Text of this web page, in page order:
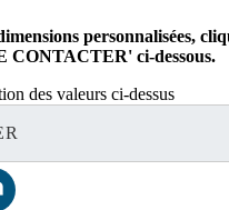
personnalisées,
CONTACTER' ci-dessous.
des valeurs ci-dessus